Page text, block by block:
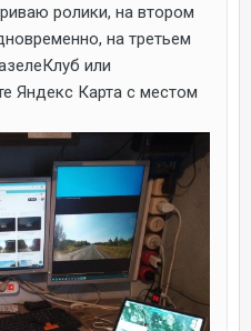
ролики, на втором
на третьем
или
Яндекс Карта с местом